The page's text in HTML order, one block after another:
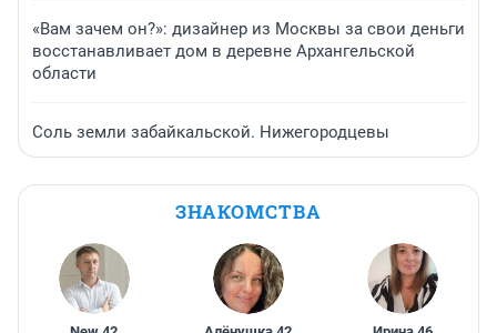
«Вам зачем он?»: дизайнер из Москвы за свои деньги
восстанавливает дом в деревне Архангельской
области
Соль земли забайкальской. Нижегородцевы
ЗНАКОМСТВА